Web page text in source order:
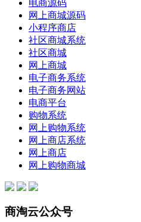
电商源码
网上商城源码
小程序商店
社区商城系统
社区商城
网上商城
电子商务系统
电子商务网站
电商平台
购物系统
网上购物系统
网上商店系统
网上商店
网上购物商城
商淘云公众号